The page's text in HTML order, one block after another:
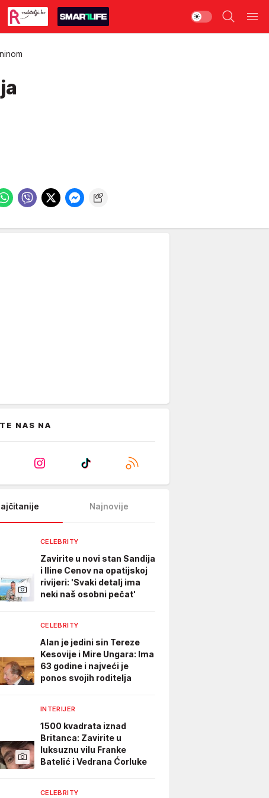
NAS NA
Najnovije
CELEBRITY
Zavirite u novi stan Sandija
i Iline Cenov na opatijskoj
rivijeri: 'Svaki detalj ima
neki naš osobni pečat'
CELEBRITY
Alan je jedini sin Tereze
Kesovije i Mire Ungara: Ima
63 godine i najveći je
ponos svojih roditelja
INTERIJER
1500 kvadrata iznad
Britanca: Zavirite u
luksuznu vilu Franke
Batelić i Vedrana Ćorluke
CELEBRITY